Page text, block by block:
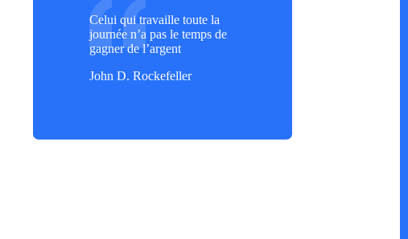
Celui qui travaille toute la
journée n’a pas le temps de
gagner de l’argent
John D. Rockefeller